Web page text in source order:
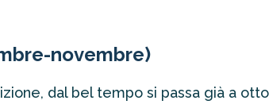
novembre)
dal bel tempo si passa già a